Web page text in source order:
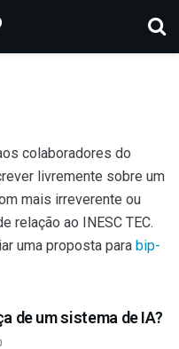
colaboradores do
livremente sobre um
mais irreverente ou
relação ao INESC TEC.
uma proposta para bip-
de um sistema de IA?